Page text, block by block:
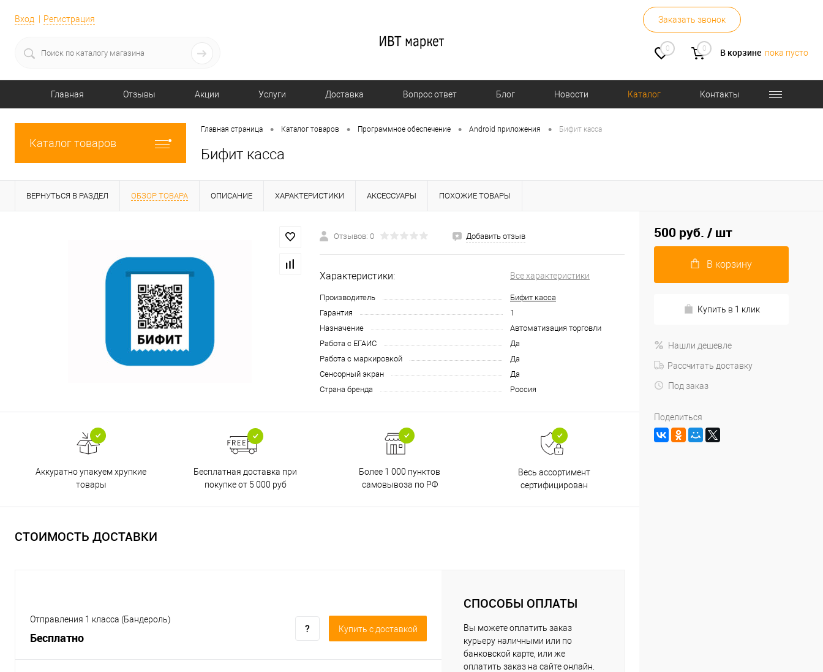
Вход Регистрация Заказать звонок
0 0 В корзине пока пусто
Главная Отзывы Акции Услуги Доставка Вопрос ответ Блог Новости Каталог Контакты
Каталог товаров
Главная страница • Каталог товаров • Программное обеспечение • Android приложения • Бифит касса
Бифит касса
ВЕРНУТЬСЯ В РАЗДЕЛ ОБЗОР ТОВАРА ОПИСАНИЕ ХАРАКТЕРИСТИКИ АКСЕССУАРЫ ПОХОЖИЕ ТОВАРЫ
Отзывов: 0 Добавить отзыв
Характеристики: Все характеристики
Производитель
Бифит касса
Гарантия
1
Назначение
Автоматизация торговли
Работа с ЕГАИС
Да
Работа с маркировкой
Да
Сенсорный экран
Да
Страна бренда
Россия
Аккуратно упакуем хрупкие
товары
Бесплатная доставка при
покупке от 5 000 руб
Более 1 000 пунктов
самовывоза по РФ
Весь ассортимент
сертифицирован
СТОИМОСТЬ ДОСТАВКИ
Отправления 1 класса (Бандероль)
Бесплатно
Купить c доставкой
СПОСОБЫ ОПЛАТЫ
Вы можете оплатить заказ
курьеру наличными или по
банковской карте, или же
оплатить заказ на сайте онлайн.
500 руб. / шт
В корзину
Купить в 1 клик
Нашли дешевле
Рассчитать доставку
Под заказ
Поделиться